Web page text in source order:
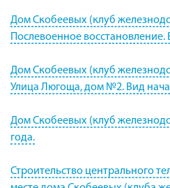
Дом Скобеевых (клуб
Послевоенное восстановление.
Дом Скобеевых (клуб
Улица Люгоща, дом №2. Вид
Дом Скобеевых (клуб
года.
Строительство центрального